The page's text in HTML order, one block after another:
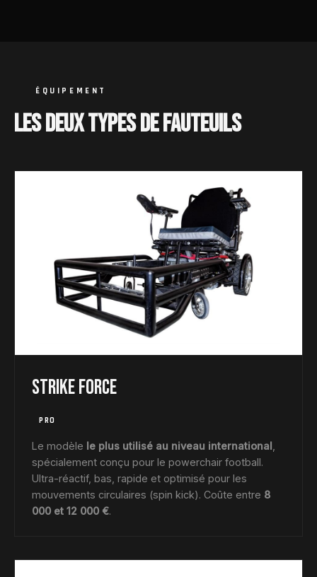
ÉQUIPEMENT
LES DEUX TYPES DE FAUTEUILS
Strike Force
PRO
Le modèle le plus utilisé au niveau international
spécialement conçu pour le powerchair football.
Ultra-réactif, bas, rapide et optimisé pour les
mouvements circulaires (spin kick). Coûte entre 8
000 et 12 000 €.